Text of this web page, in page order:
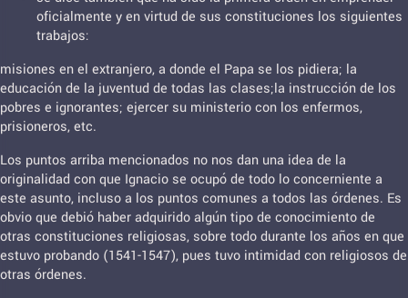
oficialmente y en virtud de sus constituciones los siguientes
trabajos:
misiones en el extranjero, a donde el Papa se los pidiera; la
educación de la juventud de todas las clases;la instrucción de los
pobres e ignorantes; ejercer su ministerio con los enfermos,
prisioneros, etc.
Los puntos arriba mencionados no nos dan una idea de la
originalidad con que Ignacio se ocupó de todo lo concerniente a
este asunto, incluso a los puntos comunes a todos las órdenes. Es
obvio que debió haber adquirido algún tipo de conocimiento de
otras constituciones religiosas, sobre todo durante los años en que
estuvo probando (1541-1547), pues tuvo intimidad con religiosos de
otras órdenes.